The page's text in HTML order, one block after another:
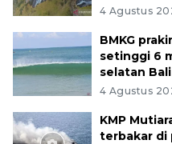
4 Agustus
BMKG
setinggi 6
selatan Bali
4 Agustus
KMP
terbakar di